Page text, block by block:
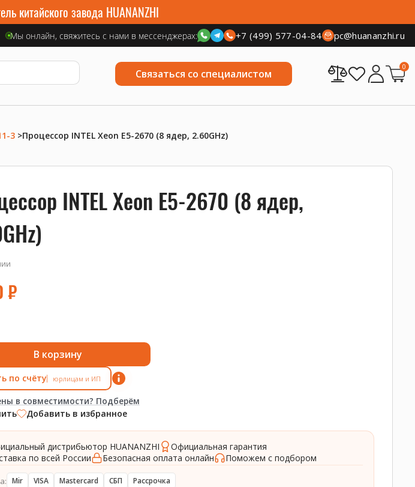
китайского завода HUANANZHI
Мы онлайн, свяжитесь с нами в мессенджерах: +7 (499) 577-04-84 pc@huananzhi.ru
Связаться со специалистом
0
3 >Процессор INTEL Xeon E5-2670 (8 ядер, 2.60GHz)
INTEL Xeon E5-2670 (8 ядер,
₽
В корзину
по счёту юрлицам и ИП
в совместимости? Подберём
Добавить в избранное
дистрибьютор HUANANZHI
Официальная гарантия
по всей России
Безопасная оплата онлайн Поможем с подбором
Mir VISA Mastercard СБП Рассрочка